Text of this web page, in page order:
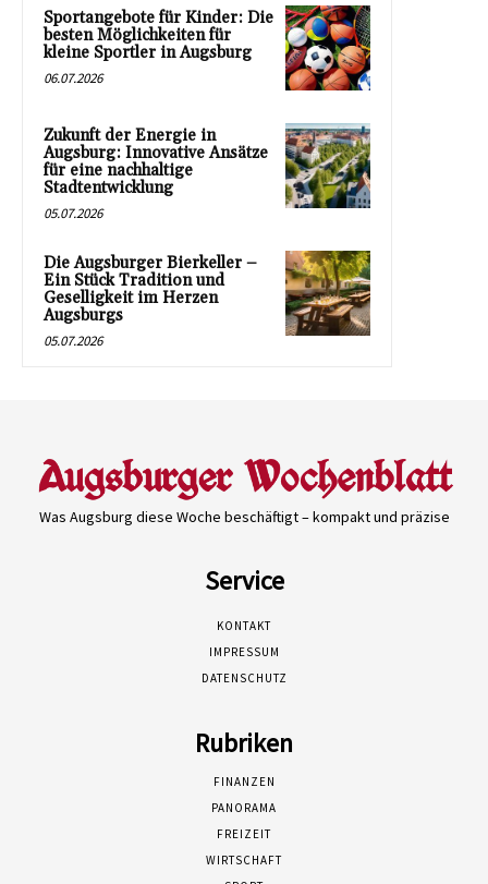
Sportangebote für Kinder: Die
besten Möglichkeiten für
kleine Sportler in Augsburg
06.07.2026
Zukunft der Energie in
Augsburg: Innovative Ansätze
für eine nachhaltige
Stadtentwicklung
05.07.2026
Die Augsburger Bierkeller –
Ein Stück Tradition und
Geselligkeit im Herzen
Augsburgs
05.07.2026
Was Augsburg diese Woche beschäftigt – kompakt und präzise
Service
KONTAKT
IMPRESSUM
DATENSCHUTZ
Rubriken
FINANZEN
PANORAMA
FREIZEIT
WIRTSCHAFT